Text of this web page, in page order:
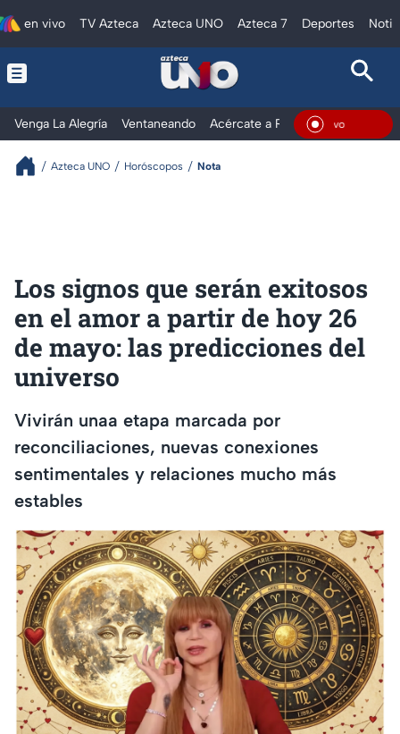
en vivo TV Azteca Azteca UNO Azteca 7 Deportes
Venga La Alegría Ventaneando Acércate a Rocío Al ExtremoEn
Azteca UNO Horóscopos Nota
Los signos que serán exitosos
en el amor a partir de hoy 26
de mayo: las predicciones del
universo
Vivirán unaa etapa marcada por
reconciliaciones, nuevas conexiones
sentimentales y relaciones mucho más
estables